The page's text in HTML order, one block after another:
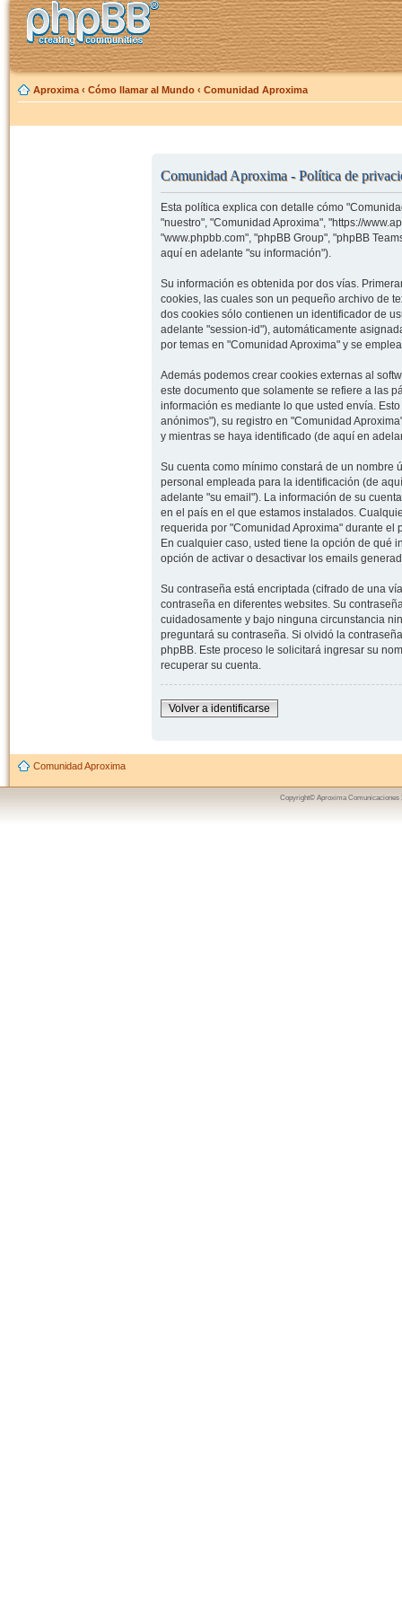
Aproxima ‹ Cómo llamar al Mundo ‹ Comunidad Aproxima
Comunidad Aproxima - Política de
Esta política explica con detalle cómo
"nuestro", "Comunidad Aproxima", "https://
"www.phpbb.com", "phpBB Group", "phpBB
aquí en adelante "su información").
Su información es obtenida por dos vías.
cookies, las cuales son un pequeño archivo de
dos cookies sólo contienen un identificador de
adelante "session-id"), automáticamente
por temas en "Comunidad Aproxima" y se
Además podemos crear cookies externas al
este documento que solamente se refiere a las
información es mediante lo que usted envía.
anónimos"), su registro en "Comunidad
y mientras se haya identificado (de aquí en
Su cuenta como mínimo constará de un
personal empleada para la identificación (de
adelante "su email"). La información de su
en el país en el que estamos instalados.
requerida por "Comunidad Aproxima" durante el
En cualquier caso, usted tiene la opción de qué
opción de activar o desactivar los emails
Su contraseña está encriptada (cifrado de una
contraseña en diferentes websites. Su
cuidadosamente y bajo ninguna circunstancia
preguntará su contraseña. Si olvidó la
phpBB. Este proceso le solicitará ingresar su
recuperar su cuenta.
Volver a identificarse
Comunidad Aproxima
Copyright© Aproxima Comunicaciones